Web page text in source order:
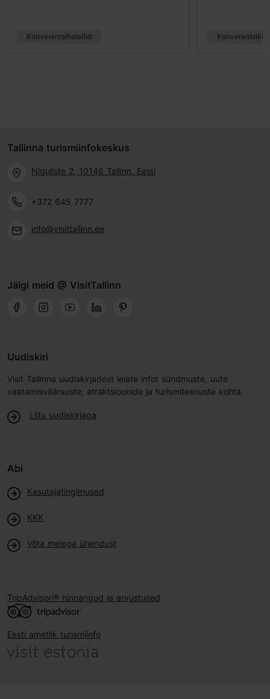
Konverentsihotellid
Tallinna turismiinfokeskus
Niguliste 2, 10146 Tallinn, Eesti
+372 645 7777
info@visittallinn.ee
Jälgi meid @ VisitTallinn
Uudiskiri
Visit Tallinna uudiskirjadest leiate infot sündmuste, uute
vaatamisväärsuste, atraktsioonide ja turismiteenuste kohta.
Liitu uudiskirjaga
Abi
Kasutajatingimused
KKK
Võta meiega ühendust
TripAdvisori® hinnangud ja arvustused
Eesti ametlik turismiinfo